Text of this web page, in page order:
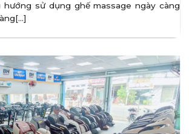
hướng sử dụng ghế massage ngày càng